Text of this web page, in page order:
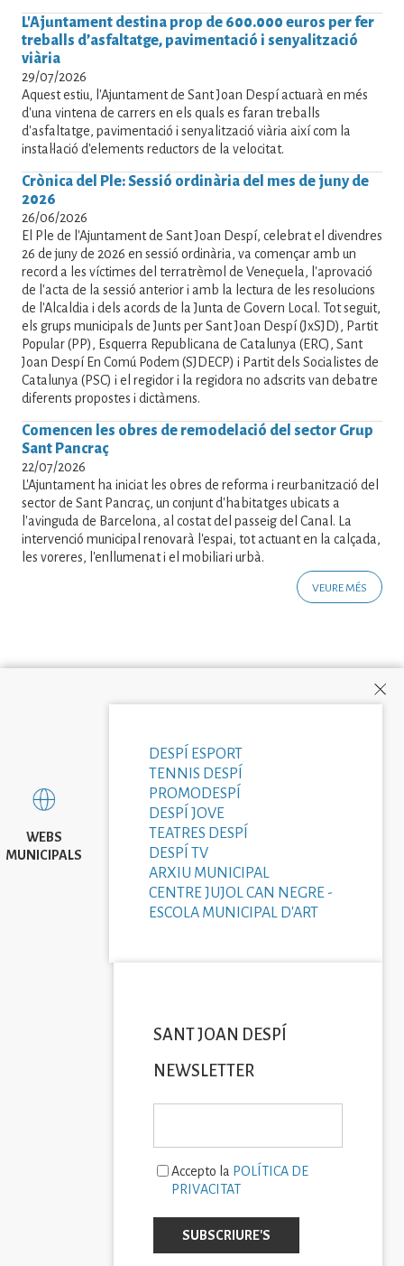
L'Ajuntament destina prop de 600.000 euros per fer
treballs d’asfaltatge, pavimentació i senyalització
viària
29/07/2026
Aquest estiu, l'Ajuntament de Sant Joan Despí actuarà en més
d'una vintena de carrers en els quals es faran treballs
d'asfaltatge, pavimentació i senyalització viària així com la
instal·lació d'elements reductors de la velocitat.
Crònica del Ple: Sessió ordinària del mes de juny de
2026
26/06/2026
El Ple de l'Ajuntament de Sant Joan Despí, celebrat el divendres
26 de juny de 2026 en sessió ordinària, va començar amb un
record a les víctimes del terratrèmol de Veneçuela, l'aprovació
de l'acta de la sessió anterior i amb la lectura de les resolucions
de l'Alcaldia i dels acords de la Junta de Govern Local. Tot seguit,
els grups municipals de Junts per Sant Joan Despí (JxSJD), Partit
Popular (PP), Esquerra Republicana de Catalunya (ERC), Sant
Joan Despí En Comú Podem (SJDECP) i Partit dels Socialistes de
Catalunya (PSC) i el regidor i la regidora no adscrits van debatre
diferents propostes i dictàmens.
Comencen les obres de remodelació del sector Grup
Sant Pancraç
22/07/2026
L'Ajuntament ha iniciat les obres de reforma i reurbanització del
sector de Sant Pancraç, un conjunt d'habitatges ubicats a
l'avinguda de Barcelona, al costat del passeig del Canal. La
intervenció municipal renovarà l'espai, tot actuant en la calçada,
les voreres, l'enllumenat i el mobiliari urbà.
VEURE MÉS
WEBS
MUNICIPALS
DESPÍ ESPORT
TENNIS DESPÍ
PROMODESPÍ
DESPÍ JOVE
TEATRES DESPÍ
DESPÍ TV
ARXIU MUNICIPAL
CENTRE JUJOL CAN NEGRE -
ESCOLA MUNICIPAL D'ART
SANT JOAN DESPÍ
NEWSLETTER
Accepto la POLÍTICA DE
PRIVACITAT